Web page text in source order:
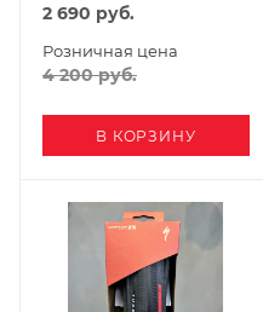
2 690 руб.
Розничная цена
4 200руб.
В КОРЗИНУ